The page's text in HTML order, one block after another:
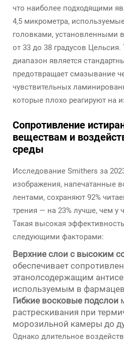
что наиболее подходящими
4,5 микрометра,
головками, установленными
от 33 до 38 градусов
диапазон является
предотвращает смазывание
чувствительных
которые плохо реагируют на
Сопротивление
веществам и
среды
Исследование Smithers за
изображения, напечатанные
лентами, сохраняют 92%
трения — на 23% лучше, чем у
Такая высокая
следующими факторами:
Верхние слои с высоким
обеспечивает
этанолсодержащим
используемым в
Гибкие восковые подслои
растрескивания при
морозильной камеры до
Однако длительное